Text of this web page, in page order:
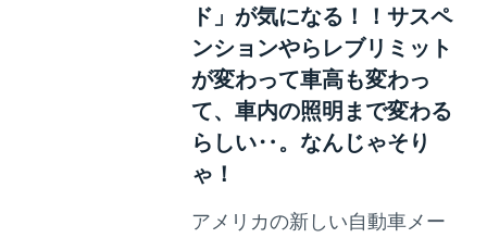
を見るより楽しい＆興奮して
しまったりするのです。も
う、自動車メーカーさんたら
お上手なんだから〜！ そして
モーターショーなどで公開さ
れる、市販予定のないコンセ
性を示していたり、新技術が
ド」が気になる！！サスペ
ンションやらレブリミット
が変わって車高も変わっ
て、車内の照明まで変わる
らしい‥。なんじゃそり
ゃ！
アメリカの新しい自動車メー